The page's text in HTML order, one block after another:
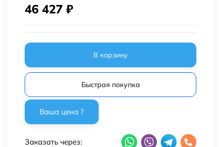
46 427 ₽
В корзину
Быстрая покупка
Заказать через: